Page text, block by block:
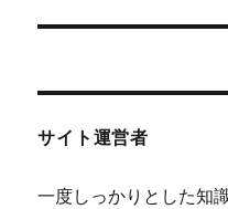
ン
投
サイト運営者
一度しっかりとした知